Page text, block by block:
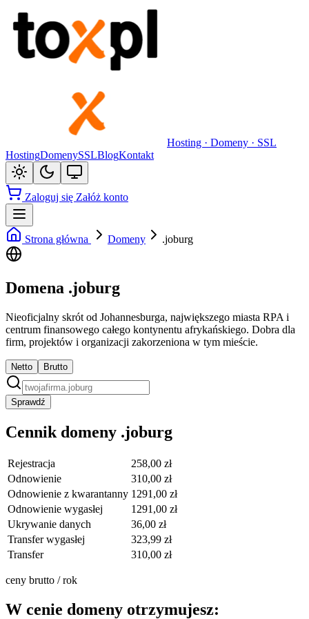
Hosting · Domeny · SSL
HostingDomenySSLBlogKontakt
Zaloguj się Załóż konto
Strona główna Domeny .joburg
Domena .joburg
Nieoficjalny skrót od Johannesburga, największego miasta RPA i
centrum finansowego całego kontynentu afrykańskiego. Dobra dla
firm, projektów i organizacji zakorzeniona w tym mieście.
Netto Brutto
Sprawdź
Cennik domeny .joburg
Rejestracja
258,00 zł
Odnowienie
310,00 zł
Odnowienie z kwarantanny 1291,00 zł
Odnowienie wygasłej
1291,00 zł
Ukrywanie danych
36,00 zł
Transfer wygasłej
323,99 zł
Transfer
310,00 zł
ceny brutto / rok
W cenie domeny otrzymujesz: